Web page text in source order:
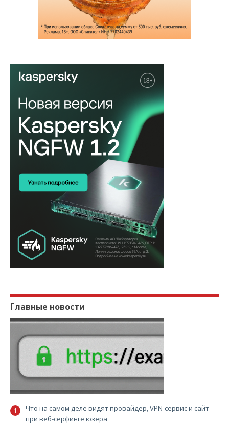
Главные новости
Что на самом деле видят провайдер, VPN-сервис и сайт
при веб-сёрфинге юзера